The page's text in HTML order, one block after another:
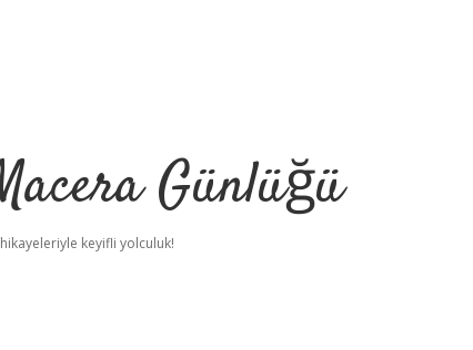
Günlüğü
keyifli yolculuk!